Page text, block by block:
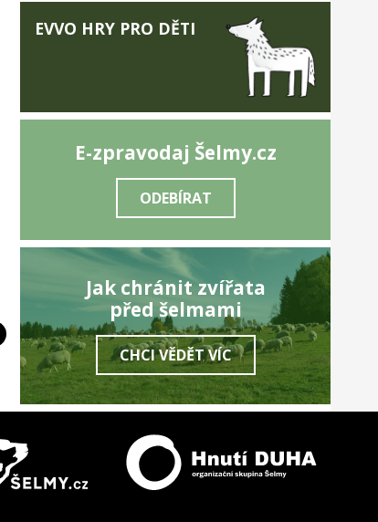
EVVO HRY PRO DĚTI
E-zpravodaj Šelmy.cz
ODEBÍRAT
Jak chránit zvířata
před šelmami
CHCI VĚDĚT VÍC